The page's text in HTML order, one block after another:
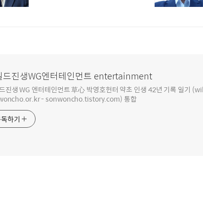
드진생WG엔터테인먼트 entertainment
진생 WG 엔터테인먼트 草心 박영호헌터 약초 인생 42년 기록 일기
- sonwoncho.tistory.com) 통합
하기